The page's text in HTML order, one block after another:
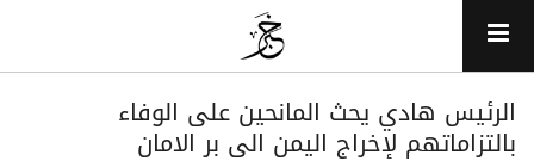
الرئيس هادي يحث المانحين على الوفاء
بالتزاماتهم لإخراج اليمن الى بر الامان